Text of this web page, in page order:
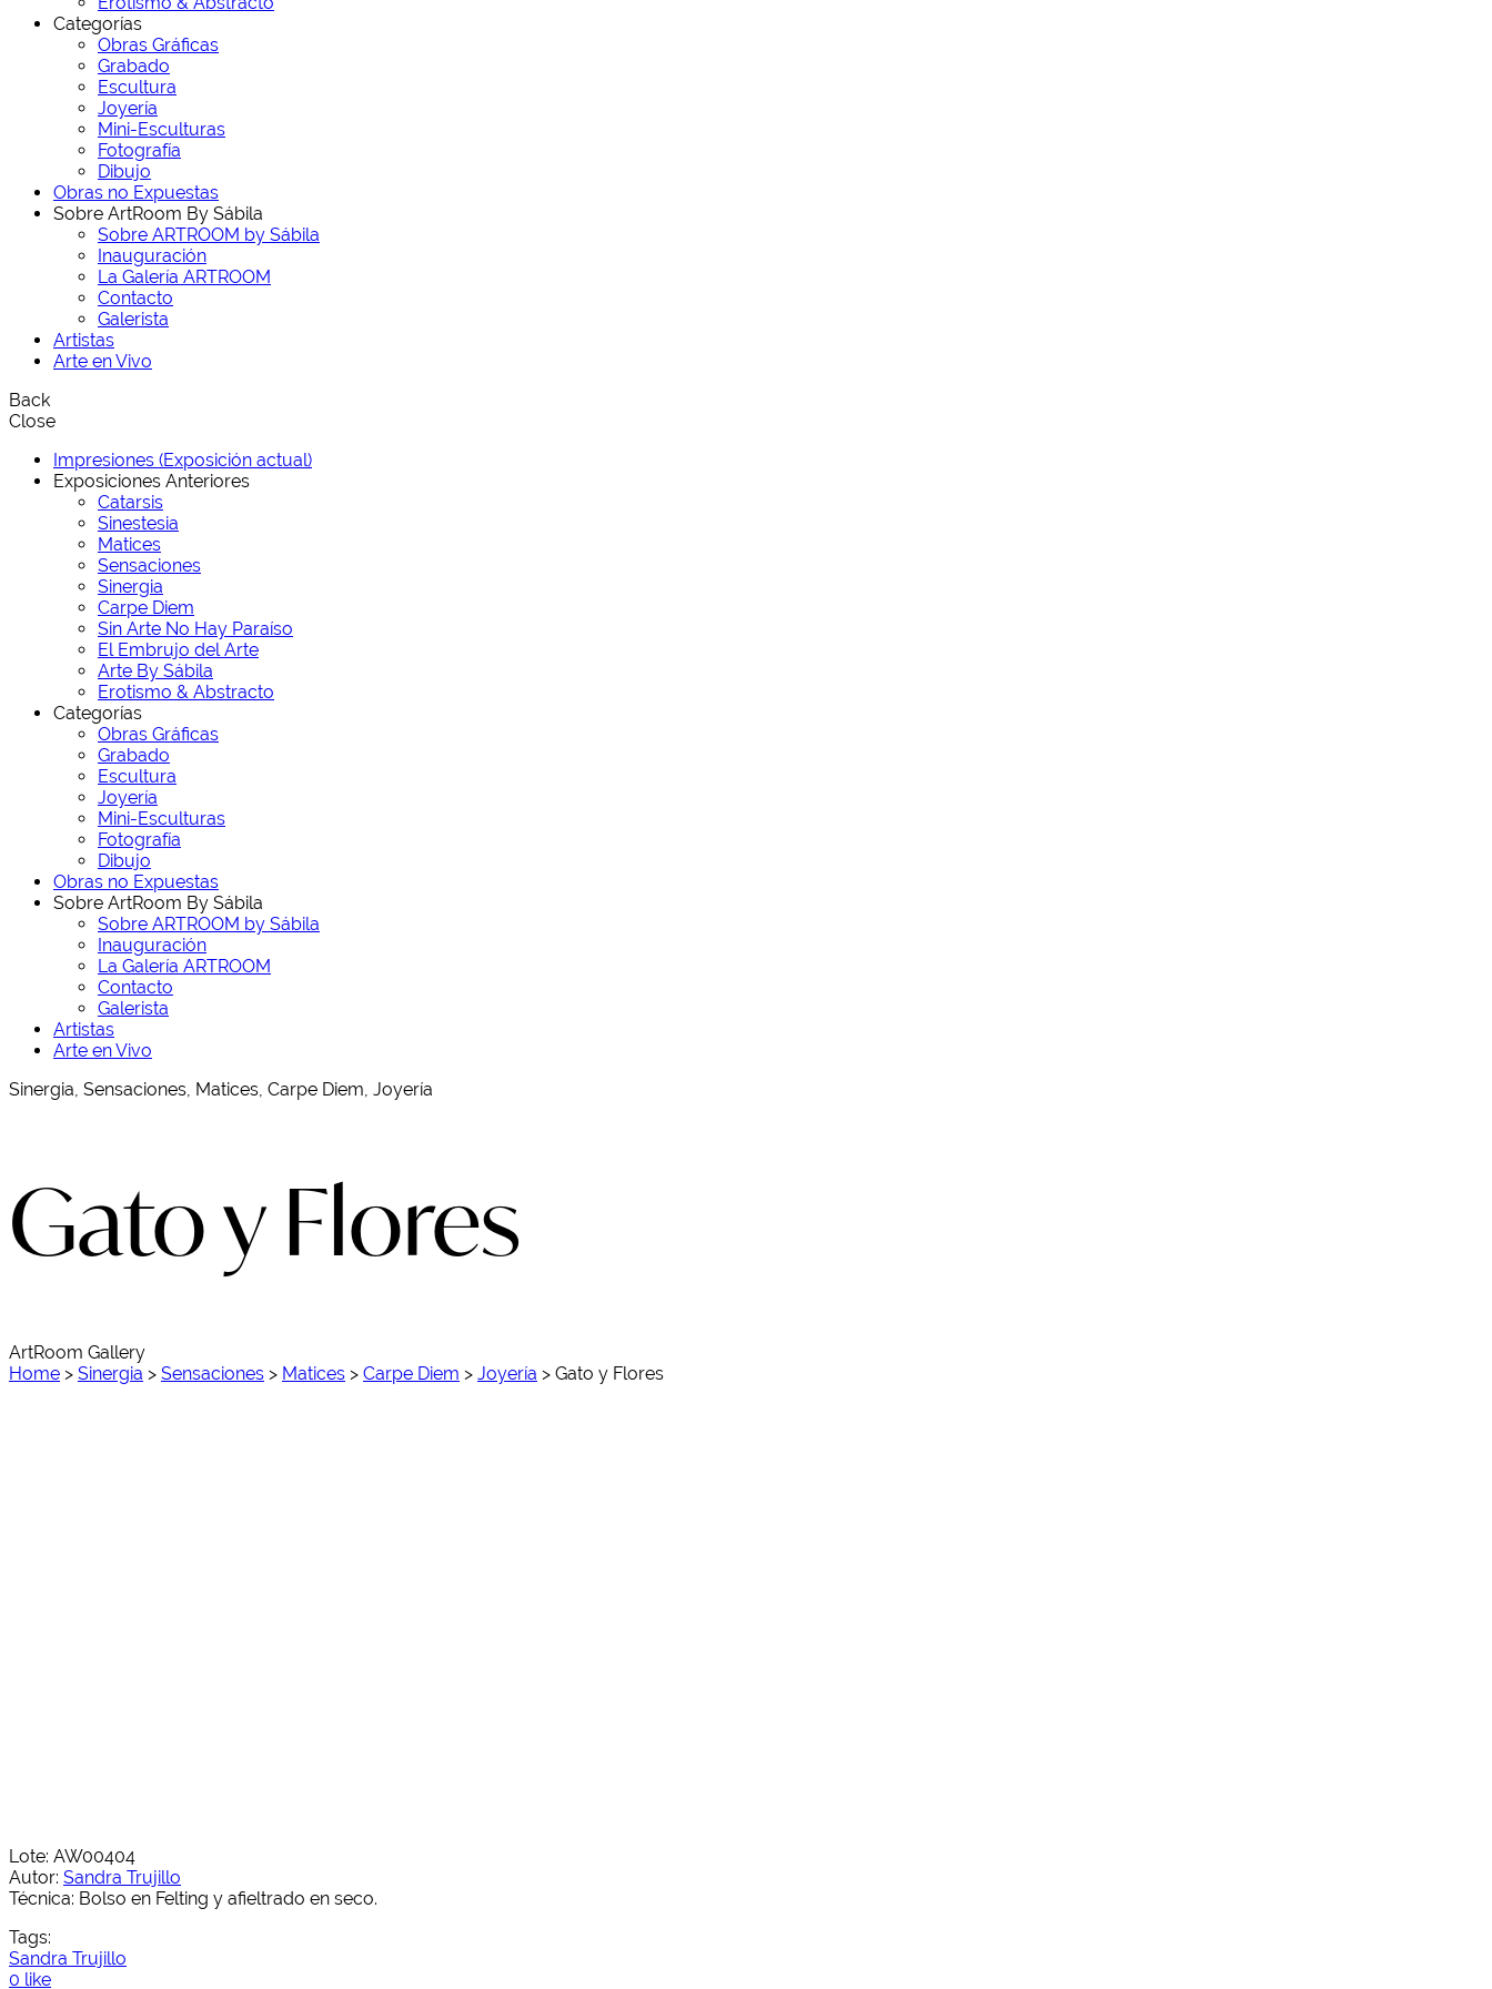
Categorías
Obras Gráficas
Grabado
Escultura
Joyería
Mini-Esculturas
Fotografía
Dibujo
Obras no Expuestas
Sobre ArtRoom By Sábila
Sobre ARTROOM by Sábila
Inauguración
La Galería ARTROOM
Contacto
Galerista
Artistas
Arte en Vivo
Back
Close
Impresiones (Exposición actual)
Exposiciones Anteriores
Catarsis
Sinestesia
Matices
Sensaciones
Sinergia
Carpe Diem
Sin Arte No Hay Paraíso
El Embrujo del Arte
Arte By Sábila
Erotismo & Abstracto
Categorías
Obras Gráficas
Grabado
Escultura
Joyería
Mini-Esculturas
Fotografía
Dibujo
Obras no Expuestas
Sobre ArtRoom By Sábila
Sobre ARTROOM by Sábila
Inauguración
La Galería ARTROOM
Contacto
Galerista
Artistas
Arte en Vivo
Sinergia, Sensaciones, Matices, Carpe Diem, Joyería
Gato y Flores
ArtRoom Gallery
Home > Sinergia > Sensaciones > Matices > Carpe Diem > Joyería > Gato y Flores
Lote: AW00404
Autor: Sandra Trujillo
Técnica: Bolso en Felting y afieltrado en seco.
Tags:
Sandra Trujillo
0 like